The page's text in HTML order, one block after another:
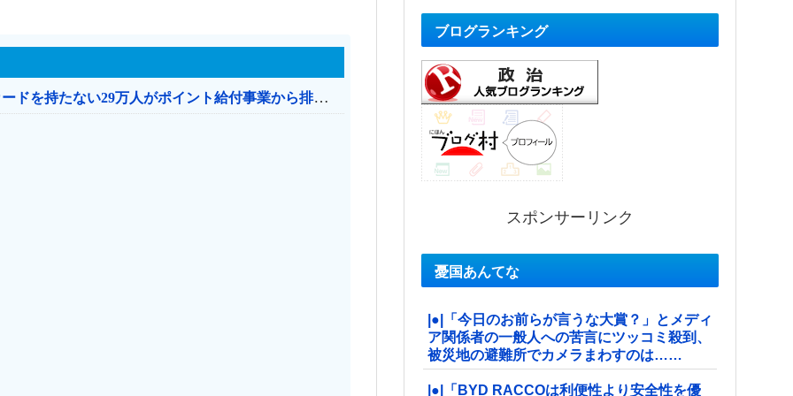
共産党「これは酷い…京都市でマイナンバーカードを持たない29万人がポイント給付事業から排除された」
ブログランキング
スポンサーリンク
憂国あんてな
|●|「今日のお前らが言うな大賞？」とメディ
ア関係者の一般人への苦言にツッコミ殺到、
被災地の避難所でカメラまわすのは……
|●|「BYD RACCOは利便性より安全性を優